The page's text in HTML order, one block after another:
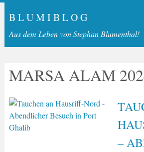
B L U M I B L O G
Aus dem Leben von Stephan Blumenthal!
MARSA ALAM
–